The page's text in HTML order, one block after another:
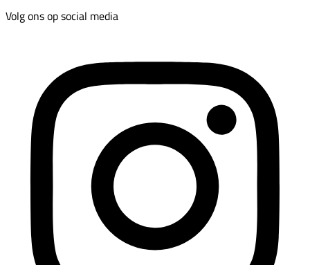
Volg ons op social media